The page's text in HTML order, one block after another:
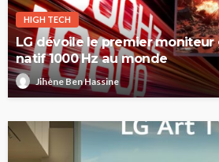
HIGH TECH
LG dévoile le premier moniteur
natif 1000 Hz au monde
Jihène Ben Hassine